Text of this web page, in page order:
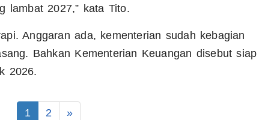
lambat 2027,” kata Tito.
Anggaran ada, kementerian sudah kebagian
Bahkan Kementerian Keuangan disebut siap
2026.
1 2 »